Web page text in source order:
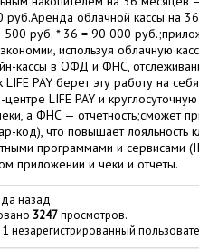
руб.Аренда облачной кассы на
500 руб. * 36 = 90 000
используя облачную
кассы в ОФД и ФНС,
LIFE PAY берет эту работу на
центре LIFE PAY и
а ФНС — отчетность;сможет
код), что повышает лояльность
программами и сервисами
приложении и чеки и отчеты.
назад.
3247просмотров.
незарегистрированный